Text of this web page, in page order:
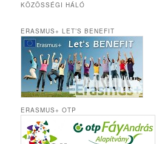
KÖZÖSSÉGI HÁLÓ
ERASMUS+ LET’S BENEFIT
ERASMUS+ OTP